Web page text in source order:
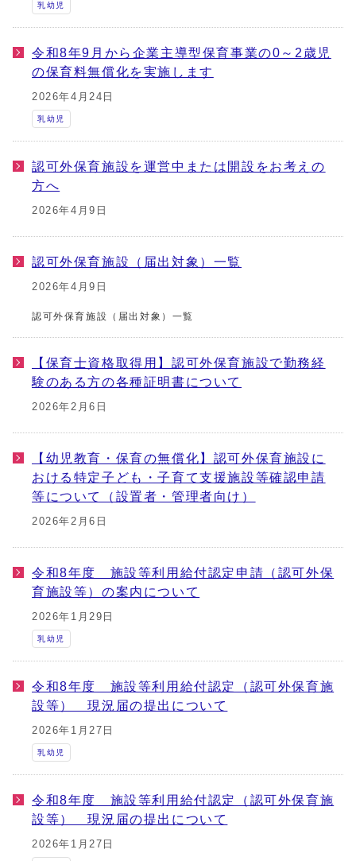
乳幼児
令和8年9月から企業主導型保育事業の0～2歳児
の保育料無償化を実施します
2026年4月24日
乳幼児
認可外保育施設を運営中または開設をお考えの
方へ
2026年4月9日
認可外保育施設（届出対象）一覧
2026年4月9日
認可外保育施設（届出対象）一覧
【保育士資格取得用】認可外保育施設で勤務経
験のある方の各種証明書について
2026年2月6日
【幼児教育・保育の無償化】認可外保育施設に
おける特定子ども・子育て支援施設等確認申請
等について（設置者・管理者向け）
2026年2月6日
令和8年度 施設等利用給付認定申請（認可外保
育施設等）の案内について
2026年1月29日
乳幼児
令和8年度 施設等利用給付認定（認可外保育施
設等） 現況届の提出について
2026年1月27日
乳幼児
令和8年度 施設等利用給付認定（認可外保育施
設等） 現況届の提出について
2026年1月27日